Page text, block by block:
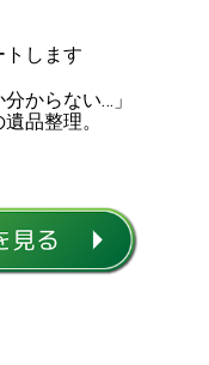
トします
からない…」
品整理。